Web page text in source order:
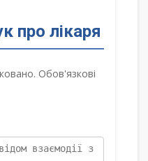
про лікаря
Обов'язкові